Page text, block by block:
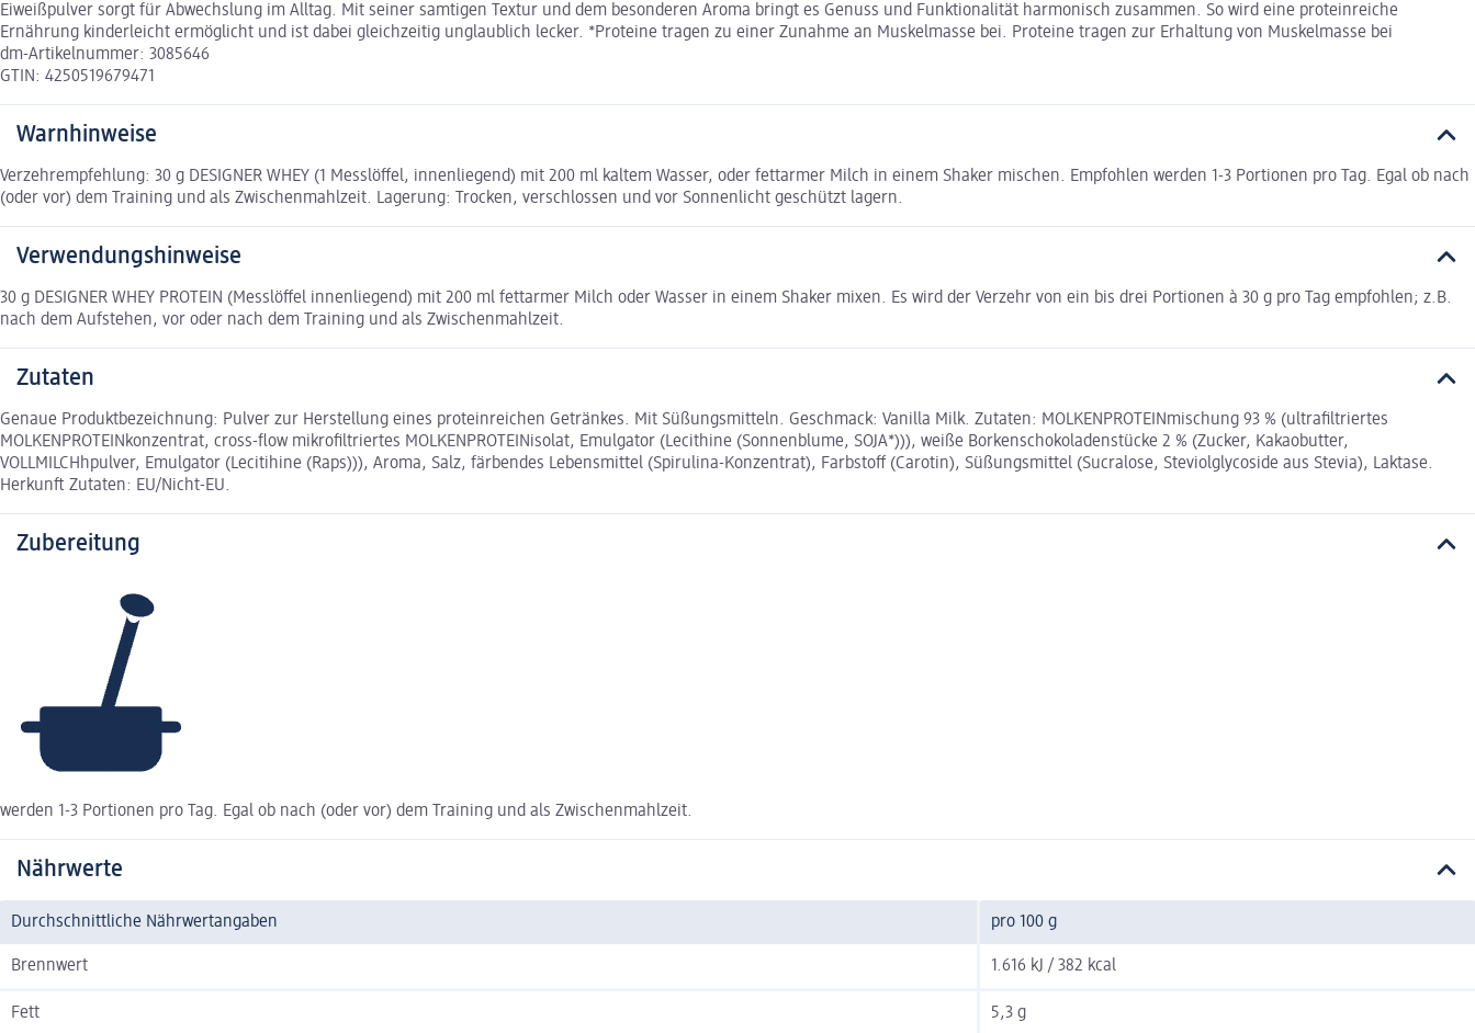
Eiweißpulver sorgt für Abwechslung im Alltag. Mit seiner samtigen Textur und dem besonderen Aroma bringt es Genuss und Funktionalität harmonisch zusammen. So wird eine proteinreiche
Ernährung kinderleicht ermöglicht und ist dabei gleichzeitig unglaublich lecker. *Proteine tragen zu einer Zunahme an Muskelmasse bei. Proteine tragen zur Erhaltung von Muskelmasse bei
dm-Artikelnummer: 3085646
GTIN: 4250519679471
Warnhinweise
Verzehrempfehlung: 30 g DESIGNER WHEY (1 Messlöffel, innenliegend) mit 200 ml kaltem Wasser, oder fettarmer Milch in einem Shaker mischen. Empfohlen werden 1-3 Portionen pro Tag. Egal ob nach
(oder vor) dem Training und als Zwischenmahlzeit. Lagerung: Trocken, verschlossen und vor Sonnenlicht geschützt lagern.
Verwendungshinweise
30 g DESIGNER WHEY PROTEIN (Messlöffel innenliegend) mit 200 ml fettarmer Milch oder Wasser in einem Shaker mixen. Es wird der Verzehr von ein bis drei Portionen à 30 g pro Tag empfohlen; z.B.
nach dem Aufstehen, vor oder nach dem Training und als Zwischenmahlzeit.
Zutaten
Genaue Produktbezeichnung: Pulver zur Herstellung eines proteinreichen Getränkes. Mit Süßungsmitteln. Geschmack: Vanilla Milk. Zutaten: MOLKENPROTEINmischung 93 % (ultrafiltriertes
MOLKENPROTEINkonzentrat, cross-flow mikrofiltriertes MOLKENPROTEINisolat, Emulgator (Lecithine (Sonnenblume, SOJA*))), weiße Borkenschokoladenstücke 2 % (Zucker, Kakaobutter,
VOLLMILCHhpulver, Emulgator (Lecitihine (Raps))), Aroma, Salz, färbendes Lebensmittel (Spirulina-Konzentrat), Farbstoff (Carotin), Süßungsmittel (Sucralose, Steviolglycoside aus Stevia), Laktase.
Herkunft Zutaten: EU/Nicht-EU.
Zubereitung
werden 1-3 Portionen pro Tag. Egal ob nach (oder vor) dem Training und als Zwischenmahlzeit.
Nährwerte
Durchschnittliche Nährwertangaben pro 100 g
Brennwert 1.616 kJ / 382 kcal
Fett 5,3 g